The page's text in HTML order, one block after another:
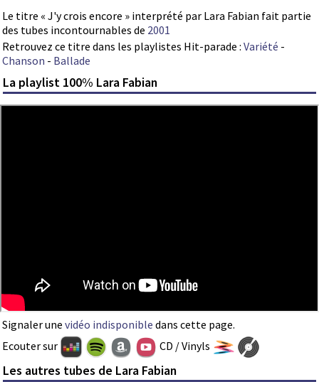
Le titre « J'y crois encore » interprété par Lara Fabian fait partie
des tubes incontournables de 2001
Retrouvez ce titre dans les playlistes Hit-parade : Variété -
Chanson - Ballade
La playlist 100% Lara Fabian
Signaler une vidéo indisponible dans cette page.
Ecouter sur
CD / Vinyls
Les autres tubes de Lara Fabian